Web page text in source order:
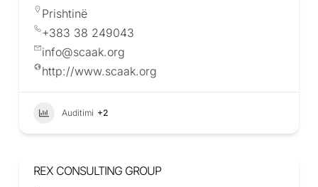
Prishtinë
+383 38 249043
info@scaak.org
http://www.scaak.org
Auditimi +2
REX CONSULTING GROUP